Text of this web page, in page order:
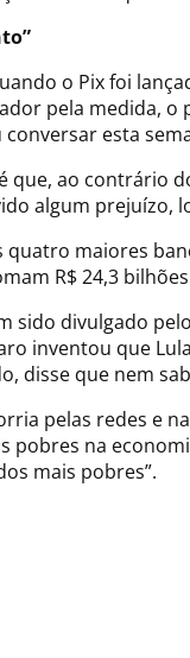
o Pix foi
pela medida, o
esta
ao contrário
algum prejuízo,
quatro maiores
R$ 24,3
sido divulgado
inventou que
disse que nem
pelas redes e
pobres na
mais pobres”.